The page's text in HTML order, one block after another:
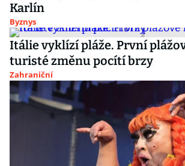
Karlín
Byznys
Itálie vyklízí pláže. První
turisté změnu pocítí brzy
Zahraniční